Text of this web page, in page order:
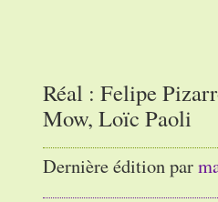
Réal : Felipe
Mow, Loïc Paoli
Dernière édition par